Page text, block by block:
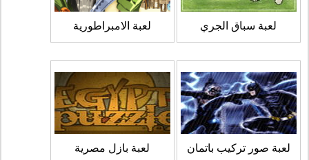
لعبة سباق الجري لعبة الامبراطورية
لعبة صور تركيب باتمان لعبة بازل مصرية